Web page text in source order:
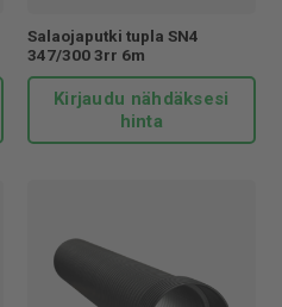
Salaojaputki tupla SN4
347/300 3rr 6m
Kirjaudu nähdäksesi
hinta